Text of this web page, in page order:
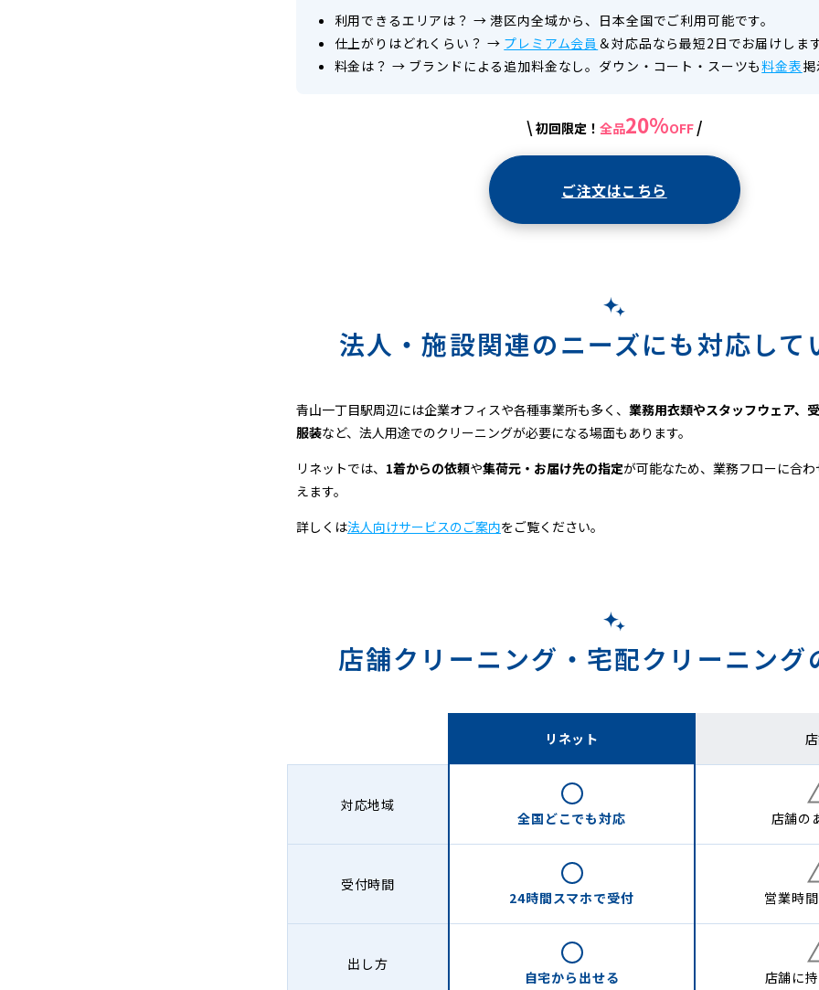
利用できるエリアは？ →港区内全域から、日本全国でご利用可能です。
仕上がりはどれくらい？ → プレミアム会員 ＆対応品なら最短2日でお届けしま
料金は？ → ブランドによる追加料金なし。ダウン・コート・スーツも料金表
\ 初回限定！ 全品20%OFF /
ご注文はこちら
法人・施設関連のニーズにも対応して
青山一丁目駅周辺には企業オフィスや各種事業所も多く、 業務用衣類やスタッフウェア、
服装など、法人用途でのクリーニングが必要になる場面もあります。
リネットでは、 1着からの依頼や集荷元・お届け先の指定が可能なため、業務フローに合
えます。
詳しくは法人向けサービスのご案内をご覧ください。
店舗クリーニング・ 宅配クリーニング
リネット
対応地域
全国どこでも対応 店舗の
受付時間
24時間スマホで受付 営業時
出し方
自宅から 出せる 店舗に